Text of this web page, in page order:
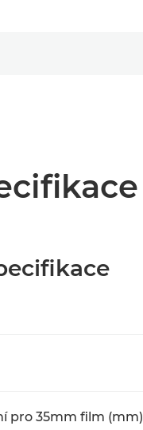
pro 35mm film (mm)